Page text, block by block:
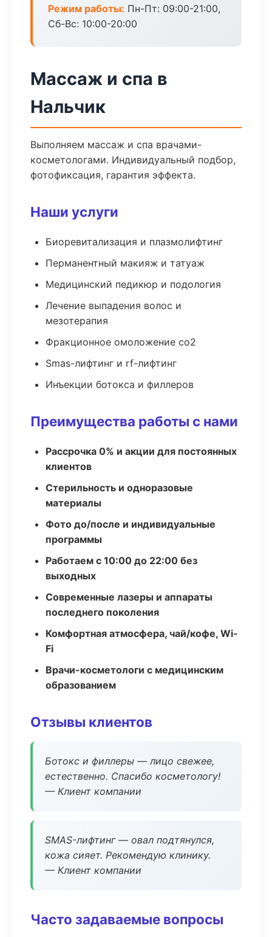
Режим работы: Пн-Пт: 09:00-21:00,
Сб-Вс: 10:00-20:00
Массаж и спа в
Нальчик
Выполняем массаж и спа врачами-
косметологами. Индивидуальный подбор,
фотофиксация, гарантия эффекта.
Наши услуги
Биоревитализация и плазмолифтинг
Перманентный макияж и татуаж
Медицинский педикюр и подология
Лечение выпадения волос и
мезотерапия
Фракционное омоложение co2
Smas-лифтинг и rf-лифтинг
Инъекции ботокса и филлеров
Преимущества работы с нами
Рассрочка 0% и акции для постоянных
клиентов
Стерильность и одноразовые
материалы
Фото до/после и индивидуальные
программы
Работаем с 10:00 до 22:00 без
выходных
Современные лазеры и аппараты
последнего поколения
Комфортная атмосфера, чай/кофе, Wi-
Fi
Врачи-косметологи с медицинским
образованием
Отзывы клиентов
Ботокс и филлеры — лицо свежее,
естественно. Спасибо косметологу!
— Клиент компании
SMAS-лифтинг — овал подтянулся,
кожа сияет. Рекомендую клинику.
— Клиент компании
Часто задаваемые вопросы